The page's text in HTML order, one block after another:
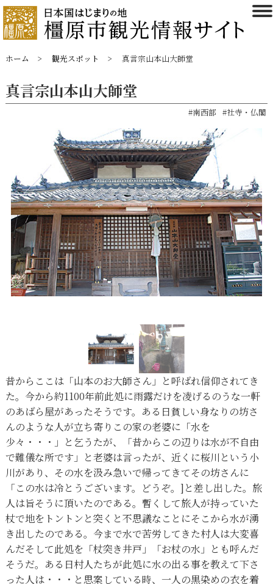
ホーム 観光スポット 真言宗山本山大師堂
真言宗山本山大師堂
#南西部 #社寺・仏閣
昔からここは「山本のお大師さん」と呼ばれ信仰されてき
た。今から約1100年前此処に雨露だけを凌げるのうな一軒
のあばら屋があったそうです。ある日貧しい身なりの坊さ
んのような人が立ち寄りこの家の老婆に「水を
少々・・・」と乞うたが、「昔からこの辺りは水が不自由
で難儀な所です」と老婆は言ったが、近くに桜川という小
川があり、その水を汲み急いで帰ってきてその坊さんに
「この水は冷とうございます。どうぞ。]と差し出した。旅
人は旨そうに頂いたのである。暫くして旅人が持っていた
杖で地をトントンと突くと不思議なことにそこから水が湧
き出したのである。今まで水で苦労してきた村人は大変喜
んだそして此処を「杖突き井戸」「お杖の水」とも呼んだ
そうだ。ある日村人たちが此処に水の出る事を教えて下さ
った人は・・・と思案している時、一人の黒染めの衣を着